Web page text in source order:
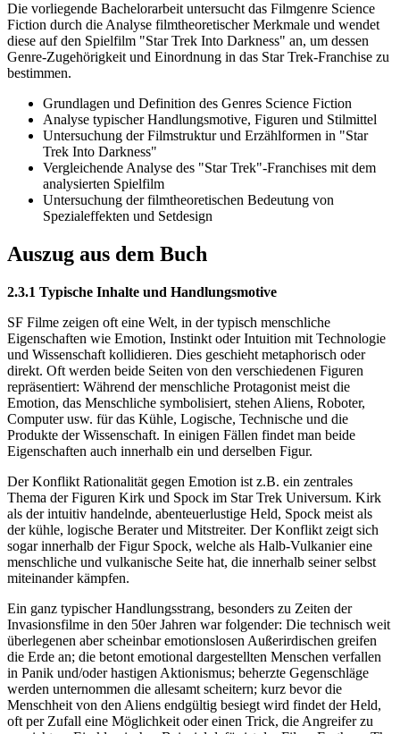
Die vorliegende Bachelorarbeit untersucht das Filmgenre Science
Fiction durch die Analyse filmtheoretischer Merkmale und wendet
diese auf den Spielfilm "Star Trek Into Darkness" an, um dessen
Genre-Zugehörigkeit und Einordnung in das Star Trek-Franchise zu
bestimmen.
Grundlagen und Definition des Genres Science Fiction
Analyse typischer Handlungsmotive, Figuren und Stilmittel
Untersuchung der Filmstruktur und Erzählformen in "Star
Trek Into Darkness"
Vergleichende Analyse des "Star Trek"-Franchises mit dem
analysierten Spielfilm
Untersuchung der filmtheoretischen Bedeutung von
Spezialeffekten und Setdesign
Auszug aus dem Buch
2.3.1 Typische Inhalte und Handlungsmotive
SF Filme zeigen oft eine Welt, in der typisch menschliche
Eigenschaften wie Emotion, Instinkt oder Intuition mit Technologie
und Wissenschaft kollidieren. Dies geschieht metaphorisch oder
direkt. Oft werden beide Seiten von den verschiedenen Figuren
repräsentiert: Während der menschliche Protagonist meist die
Emotion, das Menschliche symbolisiert, stehen Aliens, Roboter,
Computer usw. für das Kühle, Logische, Technische und die
Produkte der Wissenschaft. In einigen Fällen findet man beide
Eigenschaften auch innerhalb ein und derselben Figur.
Der Konflikt Rationalität gegen Emotion ist z.B. ein zentrales
Thema der Figuren Kirk und Spock im Star Trek Universum. Kirk
als der intuitiv handelnde, abenteuerlustige Held, Spock meist als
der kühle, logische Berater und Mitstreiter. Der Konflikt zeigt sich
sogar innerhalb der Figur Spock, welche als Halb-Vulkanier eine
menschliche und vulkanische Seite hat, die innerhalb seiner selbst
miteinander kämpfen.
Ein ganz typischer Handlungsstrang, besonders zu Zeiten der
Invasionsfilme in den 50er Jahren war folgender: Die technisch weit
überlegenen aber scheinbar emotionslosen Außerirdischen greifen
die Erde an; die betont emotional dargestellten Menschen verfallen
in Panik und/oder hastigen Aktionismus; beherzte Gegenschläge
werden unternommen die allesamt scheitern; kurz bevor die
Menschheit von den Aliens endgültig besiegt wird findet der Held,
oft per Zufall eine Möglichkeit oder einen Trick, die Angreifer zu